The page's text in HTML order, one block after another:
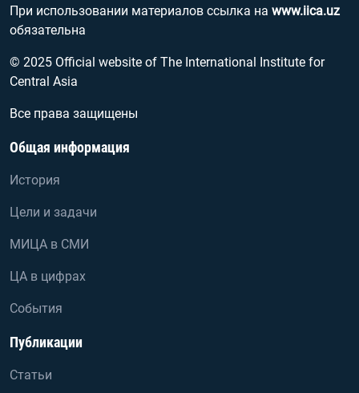
При использовании материалов ссылка на www.iica.uz
обязательна
© 2025 Official website of The International Institute for
Central Asia
Все права защищены
Общая информация
История
Цели и задачи
МИЦА в СМИ
ЦА в цифрах
События
Публикации
Статьи